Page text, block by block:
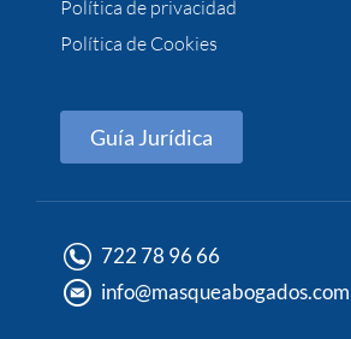
Política de privacidad
Política de Cookies
Guía Jurídica
722 78 96 66
info@masqueabogados.com